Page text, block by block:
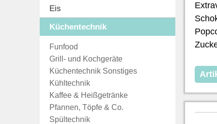
Eis
Küchentechnik
Funfood
Grill- und Kochgeräte
Küchentechnik Sonstiges
Kühltechnik
Kaffee & Heißgetränke
Pfannen, Töpfe & Co.
Spültechnik